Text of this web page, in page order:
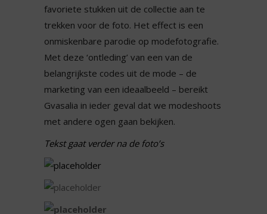
favoriete stukken uit de collectie aan te
trekken voor de foto. Het effect is een
onmiskenbare parodie op modefotografie.
Met deze ‘ontleding’ van een van de
belangrijkste codes uit de mode – de
marketing van een ideaalbeeld – bereikt
Gvasalia in ieder geval dat we modeshoots
met andere ogen gaan bekijken.
Tekst gaat verder na de foto’s